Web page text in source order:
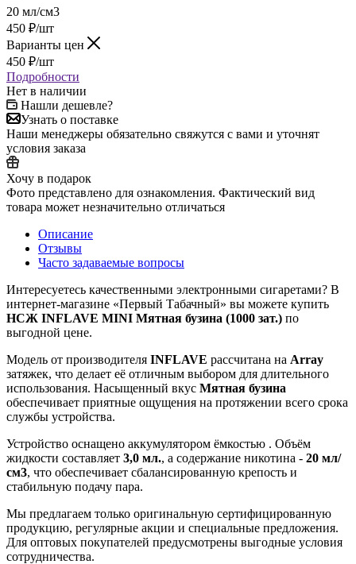
20 мл/см3
450 ₽/шт
Варианты цен
450 ₽/шт
Подробности
Нет в наличии
Нашли дешевле?
Узнать о поставке
Наши менеджеры обязательно свяжутся с вами и уточнят
условия заказа
Хочу в подарок
Фото представлено для ознакомления. Фактический вид
товара может незначительно отличаться
Описание
Отзывы
Часто задаваемые вопросы
Интересуетесь качественными электронными сигаретами? В
интернет‑магазине «Первый Табачный» вы можете купить
НСЖ INFLAVE MINI Мятная бузина (1000 зат.) по
выгодной цене.
Модель от производителя INFLAVE рассчитана на Array
затяжек, что делает её отличным выбором для длительного
использования. Насыщенный вкус Мятная бузина
обеспечивает приятные ощущения на протяжении всего срока
службы устройства.
Устройство оснащено аккумулятором ёмкостью . Объём
жидкости составляет 3,0 мл., а содержание никотина - 20 мл/
см3, что обеспечивает сбалансированную крепость и
стабильную подачу пара.
Мы предлагаем только оригинальную сертифицированную
продукцию, регулярные акции и специальные предложения.
Для оптовых покупателей предусмотрены выгодные условия
сотрудничества.